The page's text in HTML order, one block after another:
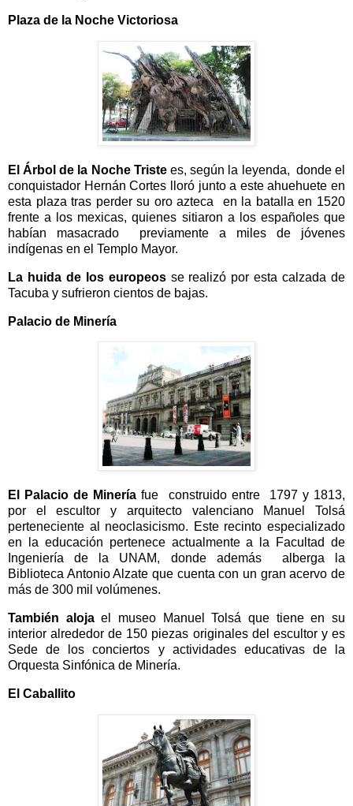
Plaza de la Noche Victoriosa
El Árbol de la Noche Tristees, según la leyenda, donde el
conquistador Hernán Cortes lloró junto a este ahuehuete en
esta plaza tras perder su oro azteca en la batalla en 1520
frente a los mexicas, quienes sitiaron a los españoles que
habían masacrado previamente a miles de jóvenes
indígenas en el Templo Mayor.
La huida de los europeosse realizó por esta calzada de
Tacuba y sufrieron cientos de bajas.
Palacio de Minería
El Palacio de Minería fue construido entre 1797 y 1813,
por el escultor y arquitecto valenciano Manuel Tolsá
perteneciente al neoclasicismo. Este recinto especializado
en la educación pertenece actualmente a la Facultad de
Ingeniería de la UNAM, donde además alberga la
Biblioteca Antonio Alzate que cuenta con un gran acervo de
más de 300 mil volúmenes.
También alojael museo Manuel Tolsá que tiene en su
interior alrededor de 150 piezas originales del escultor y es
Sede de los conciertos y actividades educativas de la
Orquesta Sinfónica de Minería.
El Caballito